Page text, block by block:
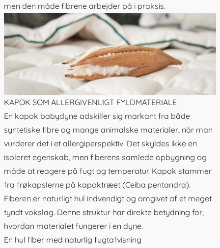
men den måde fibrene arbejder på i praksis.
KAPOK SOM ALLERGIVENLIGT FYLDMATERIALE
En kapok babydyne adskiller sig markant fra både
syntetiske fibre og mange animalske materialer, når man
vurderer det i et allergiperspektiv. Det skyldes ikke en
isoleret egenskab, men fiberens samlede opbygning og
måde at reagere på fugt og temperatur. Kapok stammer
fra frøkapslerne på kapoktræet (Ceiba pentandra).
Fiberen er naturligt hul indvendigt og omgivet af et meget
tyndt vokslag. Denne struktur har direkte betydning for,
hvordan materialet fungerer i en dyne.
En hul fiber med naturlig fugtafvisning